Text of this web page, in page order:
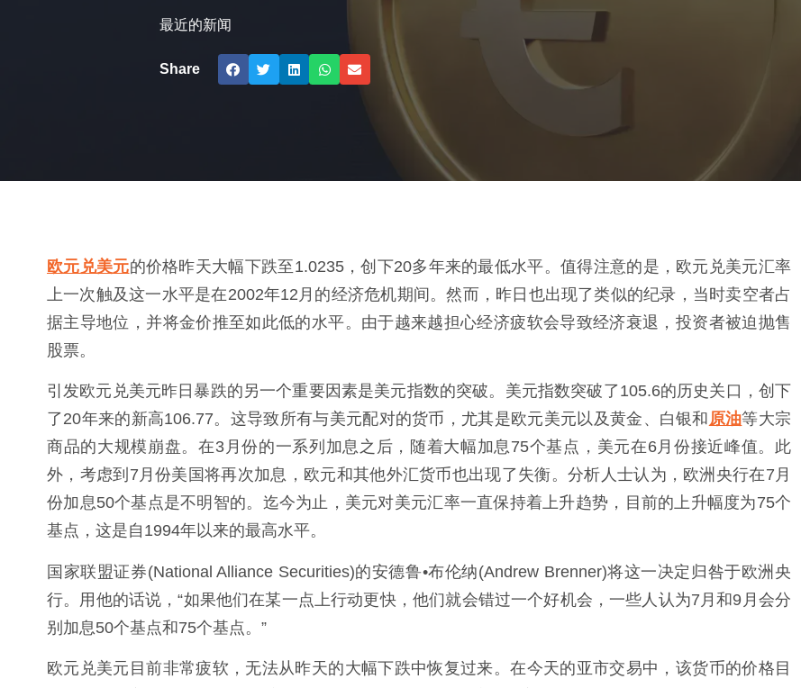
最近的新闻
Share
欧元兑美元的价格昨天大幅下跌至1.0235，创下20多年来的最低水平。值得注意的是，欧元兑美元汇率
上一次触及这一水平是在2002年12月的经济危机期间。然而，昨日也出现了类似的纪录，当时卖空者占
据主导地位，并将金价推至如此低的水平。由于越来越担心经济疲软会导致经济衰退，投资者被迫抛售
股票。
引发欧元兑美元昨日暴跌的另一个重要因素是美元指数的突破。美元指数突破了105.6的历史关口，创下
了20年来的新高106.77。这导致所有与美元配对的货币，尤其是欧元美元以及黄金、白银和 原油等大宗
商品的大规模崩盘。在3月份的一系列加息之后，随着大幅加息75个基点，美元在6月份接近峰值。此
外，考虑到7月份美国将再次加息，欧元和其他外汇货币也出现了失衡。分析人士认为，欧洲央行在7月
份加息50个基点是不明智的。迄今为止，美元对美元汇率一直保持着上升趋势，目前的上升幅度为75个
基点，这是自1994年以来的最高水平。
国家联盟证券(National Alliance Securities)的安德鲁•布伦纳(Andrew Brenner)将这一决定归咎于欧洲央
行。用他的话说，“如果他们在某一点上行动更快，他们就会错过一个好机会，一些人认为7月和9月会分
别加息50个基点和75个基点。”
欧元兑美元目前非常疲软，无法从昨天的大幅下跌中恢复过来。在今天的亚市交易中，该货币的价格目